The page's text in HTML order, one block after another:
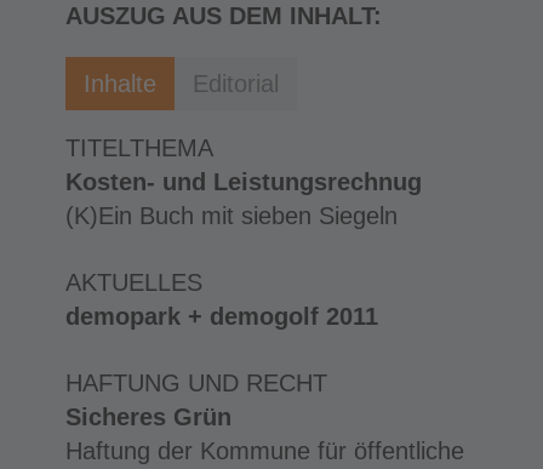
AUSZUG AUS DEM INHALT:
Inhalte Editorial
TITELTHEMA
Kosten- und Leistungsrechnug
(K)Ein Buch mit sieben Siegeln
AKTUELLES
demopark + demogolf 2011
HAFTUNG UND RECHT
Sicheres Grün
Haftung der Kommune für öffentliche